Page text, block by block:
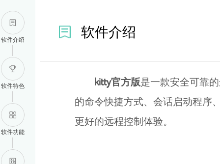
软件介绍
kitty官方版是一款安全可靠
的命令快捷方式、会话启动程序
更好的远程控制体验。
软件介绍
软件特色
软件功能